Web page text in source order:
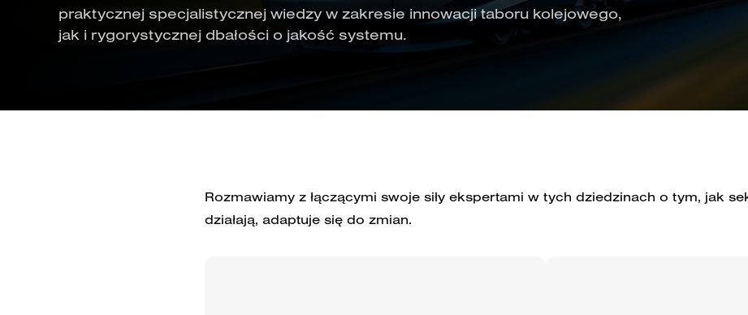
praktycznej specjalistycznej wiedzy w zakresie innowacji taboru kolejowego,
jak i rygorystycznej dbałości o jakość systemu.
Rozmawiamy z łączącymi swoje siły ekspertami w tych dziedzinach o tym, jak
działają, adaptuje się do zmian.